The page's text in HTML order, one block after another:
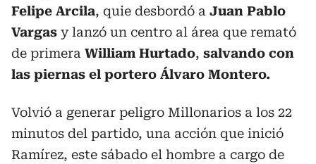
Felipe Arcila, quie desbordó a Juan Pablo
Vargas y lanzó un centro al área que remató
de primera William Hurtado, salvando con
las piernas el portero Álvaro Montero.
Volvió a generar peligro Millonarios a los 22
minutos del partido, una acción que inició
Ramírez, este sábado el hombre a cargo de